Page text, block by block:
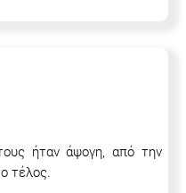
ήταν άψογη, από την
τέλος.